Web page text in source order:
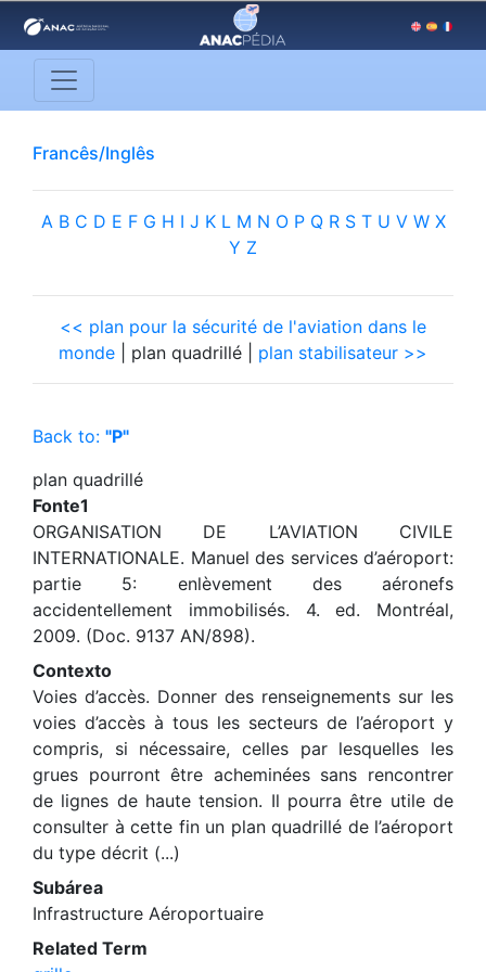
Francês/Inglês
A B C D E F G H I J K L M N O P Q R S T U V W X
Y Z
<< plan pour la sécurité de l'aviation dans le
monde | plan quadrillé | plan stabilisateur >>
Back to: "P"
plan quadrillé
Fonte1
ORGANISATION DE L’AVIATION CIVILE
INTERNATIONALE. Manuel des services d’aéroport:
partie 5: enlèvement des aéronefs
accidentellement immobilisés. 4. ed. Montréal,
2009. (Doc. 9137 AN/898).
Contexto
Voies d’accès. Donner des renseignements sur les
voies d’accès à tous les secteurs de l’aéroport y
compris, si nécessaire, celles par lesquelles les
grues pourront être acheminées sans rencontrer
de lignes de haute tension. Il pourra être utile de
consulter à cette fin un plan quadrillé de l’aéroport
du type décrit (...)
Subárea
Infrastructure Aéroportuaire
Related Term